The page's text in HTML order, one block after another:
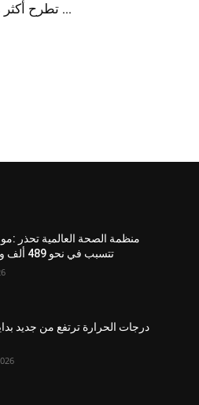
تطرح أكثر من سؤال …
منظمة الصحة العالمية تحذر
تتسبب في نحو 489 ألف وفاة سنويا
درجات الحرارة ترتفع من جديد